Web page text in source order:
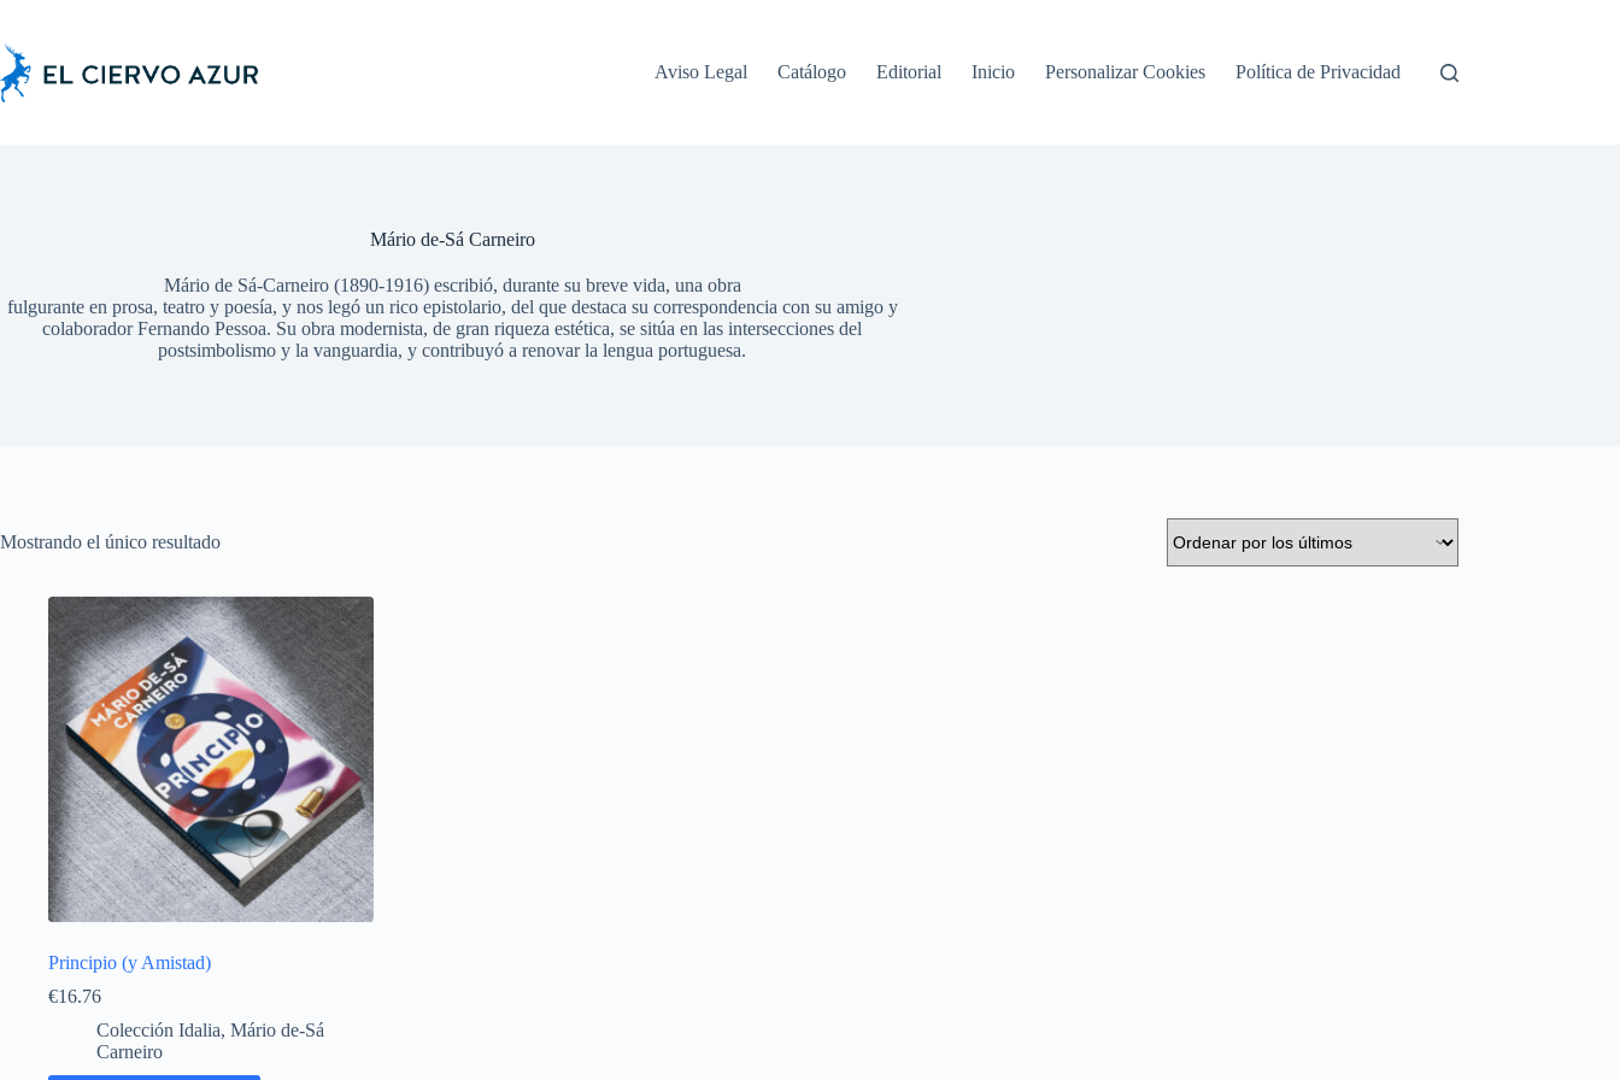
contenido
Aviso Legal
Catálogo Editorial Inicio Personalizar Cookies Política de Privacidad
Mário de-Sá Carneiro
Mário de Sá-Carneiro (1890-1916) escribió, durante su breve vida, una obra
fulgurante en prosa, teatro y poesía, y nos legó un rico epistolario, del que destaca su correspondencia con su amigo y
colaborador Fernando Pessoa. Su obra modernista, de gran riqueza estética, se sitúa en las intersecciones del
postsimbolismo y la vanguardia, y contribuyó a renovar la lengua portuguesa.
Mostrando el único resultado
Principio (y Amistad)
€16.76
Colección Idalia, Mário de-Sá
Carneiro